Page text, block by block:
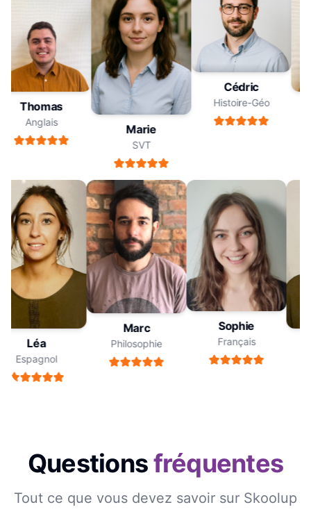
Thomas
Anglais
Marie
SVT
Cédric
Histoire-Géo
Léa
Espagnol
Marc
Philosophie
Sophie
Français
Questionsfréquentes
Tout ce que vous devez savoir sur Skoolup